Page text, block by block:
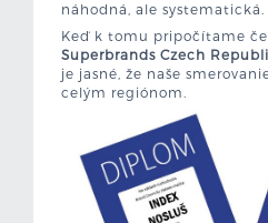
náhodná, ale systematická.
Keď k tomu pripočítame
Superbrands Czech
je jasné, že naše
celým regiónom.